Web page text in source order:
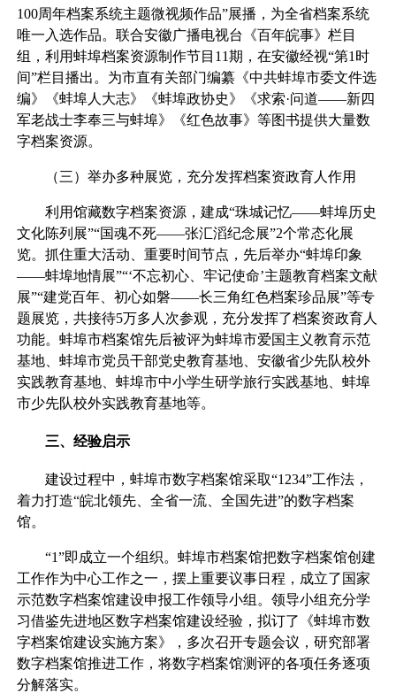
100周年档案系统主题微视频作品”展播，为全省档案系统
唯一入选作品。联合安徽广播电视台《百年皖事》栏目
组，利用蚌埠档案资源制作节目11期，在安徽经视“第1时
间”栏目播出。为市直有关部门编纂《中共蚌埠市委文件选
编》《蚌埠人大志》《蚌埠政协史》《求索·问道——新四
军老战士李奉三与蚌埠》《红色故事》等图书提供大量数
字档案资源。
（三）举办多种展览，充分发挥档案资政育人作用
利用馆藏数字档案资源，建成“珠城记忆——蚌埠历史
文化陈列展”“国魂不死——张汇滔纪念展”2个常态化展
览。抓住重大活动、重要时间节点，先后举办“蚌埠印象
——蚌埠地情展”“‘不忘初心、牢记使命’主题教育档案文献
展”“建党百年、初心如磐——长三角红色档案珍品展”等专
题展览，共接待5万多人次参观，充分发挥了档案资政育人
功能。蚌埠市档案馆先后被评为蚌埠市爱国主义教育示范
基地、蚌埠市党员干部党史教育基地、安徽省少先队校外
实践教育基地、蚌埠市中小学生研学旅行实践基地、蚌埠
市少先队校外实践教育基地等。
三、经验启示
建设过程中，蚌埠市数字档案馆采取“1234”工作法，
着力打造“皖北领先、全省一流、全国先进”的数字档案
馆。
“1”即成立一个组织。蚌埠市档案馆把数字档案馆创建
工作作为中心工作之一，摆上重要议事日程，成立了国家
示范数字档案馆建设申报工作领导小组。领导小组充分学
习借鉴先进地区数字档案馆建设经验，拟订了《蚌埠市数
字档案馆建设实施方案》，多次召开专题会议，研究部署
数字档案馆推进工作，将数字档案馆测评的各项任务逐项
分解落实。